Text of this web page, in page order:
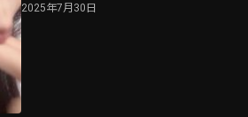
2025年7月30日